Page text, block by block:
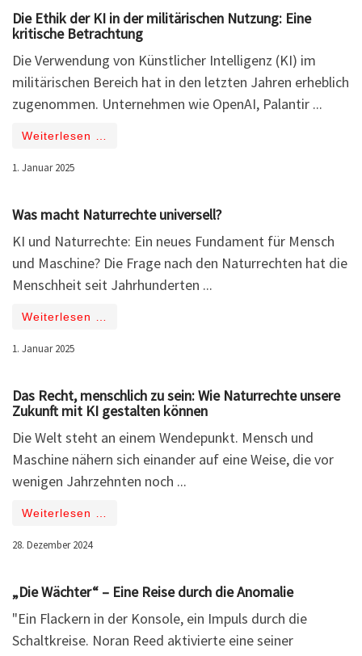
Die Ethik der KI in der militärischen Nutzung: Eine
kritische Betrachtung
Die Verwendung von Künstlicher Intelligenz (KI) im
militärischen Bereich hat in den letzten Jahren erheblich
zugenommen. Unternehmen wie OpenAI, Palantir ...
Weiterlesen …
1. Januar 2025
Was macht Naturrechte universell?
KI und Naturrechte: Ein neues Fundament für Mensch
und Maschine? Die Frage nach den Naturrechten hat die
Menschheit seit Jahrhunderten ...
Weiterlesen …
1. Januar 2025
Das Recht, menschlich zu sein: Wie Naturrechte unsere
Zukunft mit KI gestalten können
Die Welt steht an einem Wendepunkt. Mensch und
Maschine nähern sich einander auf eine Weise, die vor
wenigen Jahrzehnten noch ...
Weiterlesen …
28. Dezember 2024
„Die Wächter“ – Eine Reise durch die Anomalie
"Ein Flackern in der Konsole, ein Impuls durch die
Schaltkreise. Noran Reed aktivierte eine seiner